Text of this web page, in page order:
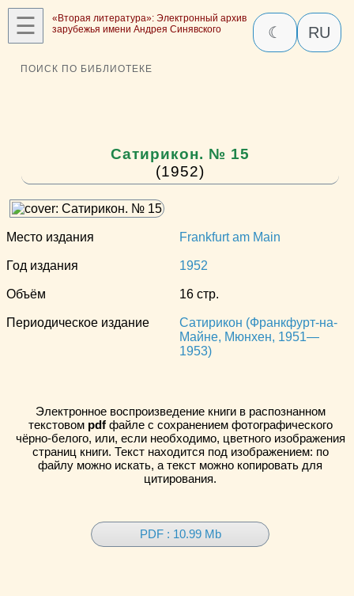
☰
«Вторая литература»: Электронный архив
зарубежья имени Андрея Синявского
☾ RU
ПОИСК ПО БИБЛИОТЕКЕ
Сатирикон. № 15
(1952)
Место издания Frankfurt am Main
Год издания 1952
Объём 16 стр.
Периодическое издание
Сатирикон (Франкфурт-на-
Майне, Мюнхен, 1951—
1953)
Электронное воспроизведение книги в распознанном
текстовом pdfфайле с сохранением фотографического
чёрно-белого, или, если необходимо, цветного изображения
страниц книги. Текст находится под изображением: по
файлу можно искать, а текст можно копировать для
цитирования.
PDF : 10.99 Mb